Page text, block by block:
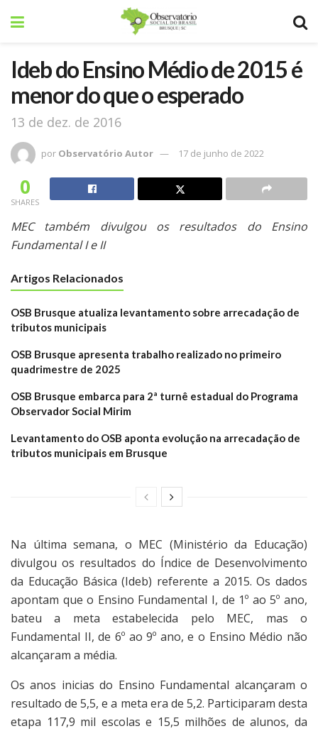
Ideb do Ensino Médio de 2015 é
menor do que o esperado
13 de dez. de 2016
por Observatório Autor 17 de junho de 2022
0
SHARES
MEC também divulgou os resultados do
Ensino
Fundamental I e II
Artigos Relacionados
OSB Brusque atualiza levantamento sobre arrecadação de
tributos municipais
OSB Brusque apresenta trabalho realizado no primeiro
quadrimestre de 2025
OSB Brusque embarca para 2ª turnê estadual do Programa
Observador Social Mirim
Levantamento do OSB aponta evolução na arrecadação de
tributos municipais em Brusque
Na última semana, o MEC (Ministério da Educação)
divulgou os resultados do Índice de Desenvolvimento
da Educação Básica (Ideb) referente a 2015. Os dados
apontam que o Ensino Fundamental I, de 1º ao 5º ano,
bateu a meta estabelecida pelo MEC, mas o
Fundamental II, de 6º ao 9º ano, e o Ensino Médio não
alcançaram a média.
Os anos inicias do Ensino Fundamental alcançaram o
resultado de 5,5, e a meta era de 5,2. Participaram desta
etapa 117,9 mil escolas e 15,5 milhões de alunos, da